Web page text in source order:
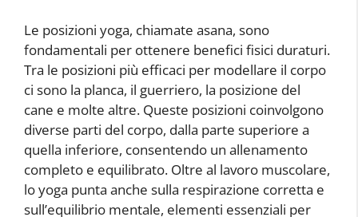
Le posizioni yoga, chiamate asana, sono
fondamentali per ottenere benefici fisici duraturi.
Tra le posizioni più efficaci per modellare il corpo
ci sono la planca, il guerriero, la posizione del
cane e molte altre. Queste posizioni coinvolgono
diverse parti del corpo, dalla parte superiore a
quella inferiore, consentendo un allenamento
completo e equilibrato. Oltre al lavoro muscolare,
lo yoga punta anche sulla respirazione corretta e
sull’equilibrio mentale, elementi essenziali per